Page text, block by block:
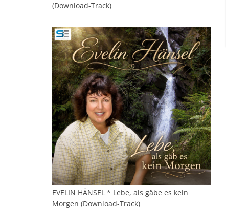
(Download-Track)
EVELIN HÄNSEL * Lebe, als gäbe es kein
Morgen (Download-Track)